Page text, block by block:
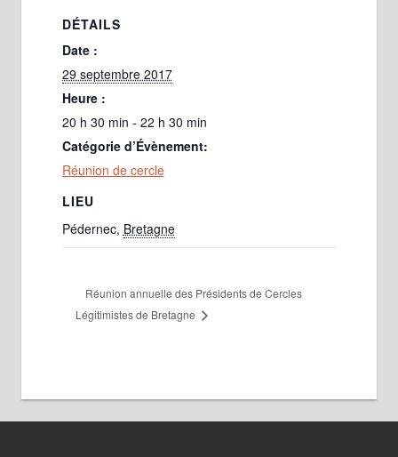
DÉTAILS
Date :
29 septembre 2017
Heure :
20 h 30 min - 22 h 30 min
Catégorie d’Évènement:
Réunion de cercle
LIEU
Pédernec, Bretagne
Réunion annuelle des Présidents de Cercles
Légitimistes de Bretagne